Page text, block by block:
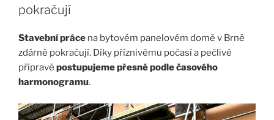
pokračují
Stavební práce na bytovém panelovém domě v Brně
zdárně pokračují. Díky příznivému počasí a pečlivé
přípravě postupujeme přesně podle časového
harmonogramu.